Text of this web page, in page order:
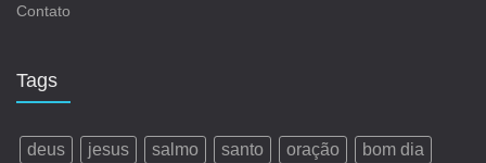
Contato
Tags
deus jesus salmo santo oração
bom dia